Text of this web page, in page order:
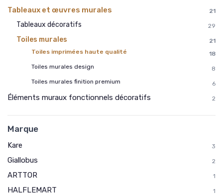
Tableaux et œuvres murales 21
Tableaux décoratifs 29
Toiles murales
21
Toiles imprimées haute qualité
18
Toiles murales design
8
Toiles murales finition premium
6
Éléments muraux fonctionnels décoratifs 2
Marque
Kare 3
Giallobus 2
ARTTOR 1
HALFLEMART 1